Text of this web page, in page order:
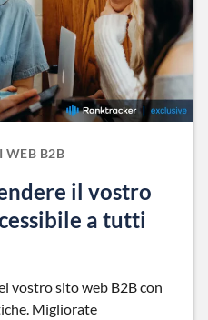
WEB B2B
il vostro
a tutti
vostro sito web B2B con
Migliorate